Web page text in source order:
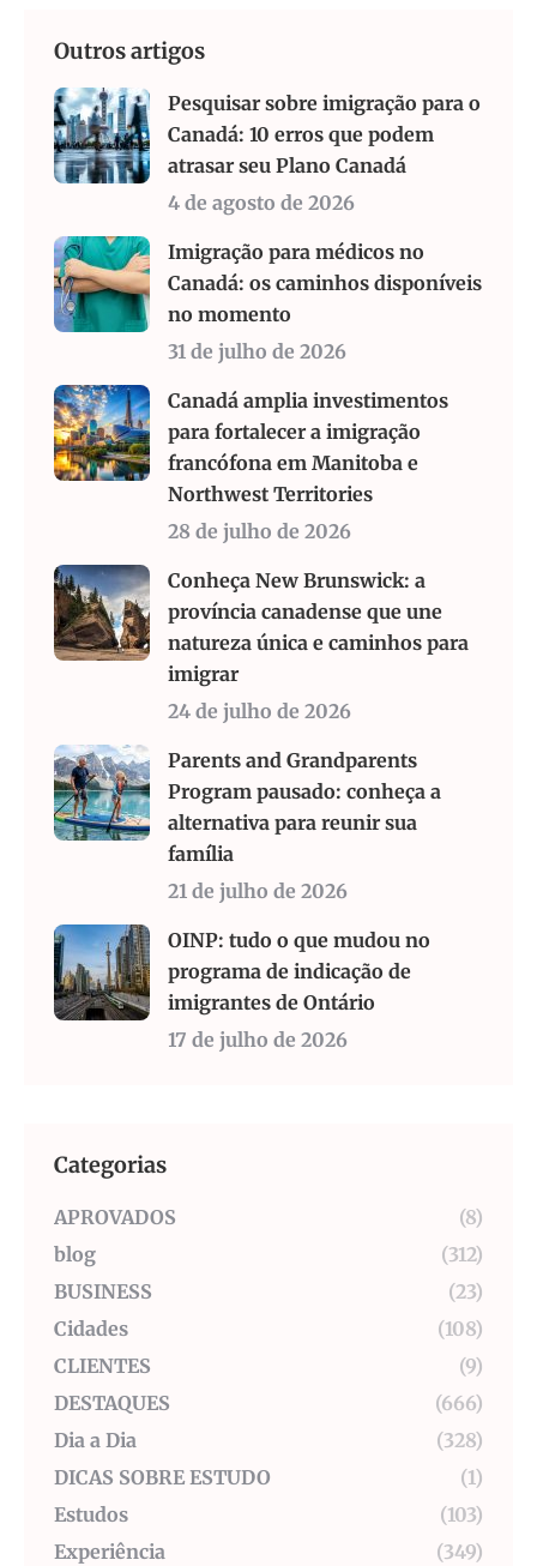
Outros artigos
Pesquisar sobre imigração para o
Canadá: 10 erros que podem
atrasar seu Plano Canadá
4 de agosto de 2026
Imigração para médicos no
Canadá: os caminhos disponíveis
no momento
31 de julho de 2026
Canadá amplia investimentos
para fortalecer a imigração
francófona em Manitoba e
Northwest Territories
28 de julho de 2026
Conheça New Brunswick: a
província canadense que une
natureza única e caminhos para
imigrar
24 de julho de 2026
Parents and Grandparents
Program pausado: conheça a
alternativa para reunir sua
família
21 de julho de 2026
OINP: tudo o que mudou no
programa de indicação de
imigrantes de Ontário
17 de julho de 2026
Categorias
APROVADOS
(8)
blog
(312)
BUSINESS
(23)
Cidades
(108)
CLIENTES
(9)
DESTAQUES
(666)
Dia a Dia
(328)
DICAS SOBRE ESTUDO
(1)
Estudos
(103)
Experiência
(349)